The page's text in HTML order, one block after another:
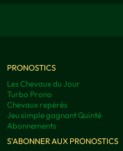
PRONOSTICS
Les Chevaux du Jour
Turbo Prono
Chevaux repérés
Jeu simple gagnant Quinté
Abonnements
S'ABONNER AUX PRONOSTICS